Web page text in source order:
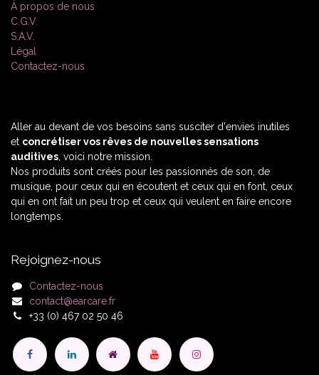
À propos de nous
C.G.V.
S.A.V.
Légal
Contactez-nous
Aller au devant de vos besoins sans susciter d'envies inutiles
et concrétiser vos rêves de nouvelles sensations
auditives , voici notre mission.
Nos produits sont créés pour les passionnés de son, de
musique, pour ceux qui en écoutent et ceux qui en font, ceux
qui en ont fait un peu trop et ceux qui veulent en faire encore
longtemps.
Rejoignez-nous
Contactez-nous
contact@earcare.fr
+33 (0) 467 02 50 46